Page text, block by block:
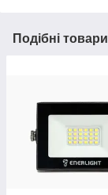
Подібні